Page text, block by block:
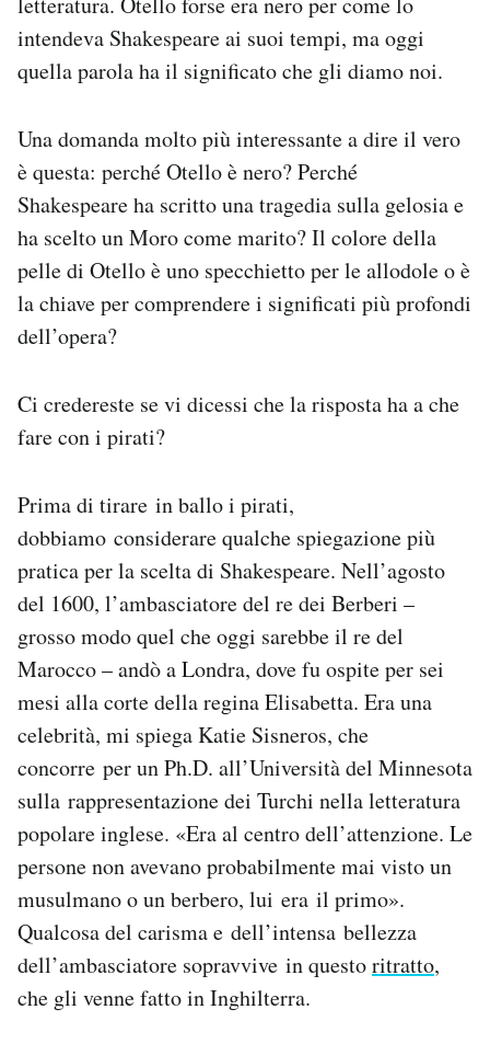
intendeva Shakespeare ai suoi tempi, ma oggi
quella parola ha il significato che gli diamo noi.
Una domanda molto più interessante a dire il vero
è questa: perché Otello è nero? Perché
Shakespeare ha scritto una tragedia sulla gelosia e
ha scelto un Moro come marito? Il colore della
pelle di Otello è uno specchietto per le allodole o è
la chiave per comprendere i significati più profondi
dell’opera?
Ci credereste se vi dicessi che la risposta ha a che
fare con i pirati?
Prima di tirare in ballo i pirati,
dobbiamo considerare qualche spiegazione più
pratica per la scelta di Shakespeare. Nell’agosto
del 1600, l’ambasciatore del re dei Berberi –
grosso modo quel che oggi sarebbe il re del
Marocco – andò a Londra, dove fu ospite per sei
mesi alla corte della regina Elisabetta. Era una
celebrità, mi spiega Katie Sisneros, che
concorre per un Ph.D. all’Università del Minnesota
sulla rappresentazione dei Turchi nella letteratura
popolare inglese. «Era al centro dell’attenzione. Le
persone non avevano probabilmente mai visto un
musulmano o un berbero, lui era il primo».
Qualcosa del carisma e dell’intensa bellezza
dell’ambasciatore sopravvive in questoritratto,
che gli venne fatto in Inghilterra.